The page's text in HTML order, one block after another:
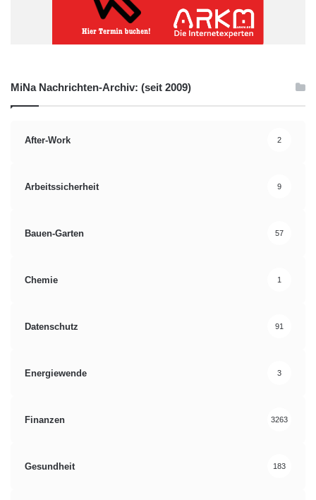
MiNa Nachrichten-Archiv: (seit 2009)
After-Work 2
Arbeitssicherheit 9
Bauen-Garten 57
Chemie 1
Datenschutz 91
Energiewende 3
Finanzen 3263
Gesundheit 183